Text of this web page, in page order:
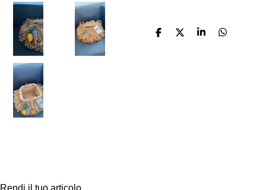
C
C
C
C
Rendi il tuo articolo